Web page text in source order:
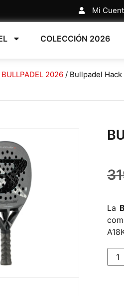
Mi
COLECCIÓN 2026
BULLPADEL 2026 / Bullpadel
La